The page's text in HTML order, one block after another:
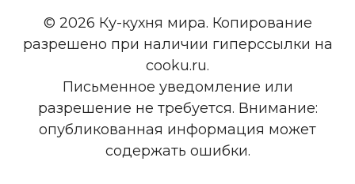
© 2026 Ку-кухня мира. Копирование
разрешено при наличии гиперссылки на
cooku.ru.
Письменное уведомление или
разрешение не требуется. Внимание:
опубликованная информация может
содержать ошибки.